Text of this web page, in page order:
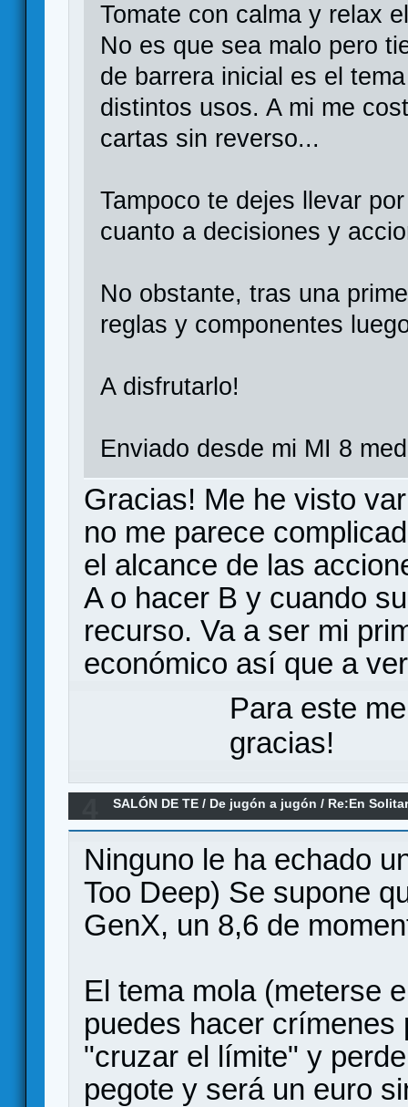
Tomate con calma y relax
No es que sea malo pero
de barrera inicial es el
distintos usos. A mi me
cartas sin reverso...
Tampoco te dejes llevar
cuanto a decisiones y
No obstante, tras una
reglas y componentes
A disfrutarlo!
Enviado desde mi MI 8
Gracias! Me he visto
no me parece
el alcance de las
A o hacer B y cuando
recurso. Va a ser mi
económico así que a
Para este
gracias!
SALÓN DE TE / De jugón a jugón / Re:En
Ninguno le ha echado
Too Deep) Se supone
GenX, un 8,6 de
El tema mola (meterse
puedes hacer
"cruzar el límite" y
pegote y será un euro